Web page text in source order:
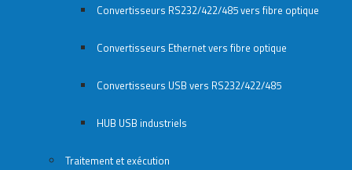
Convertisseurs RS232/422/485 vers fibre optique
Convertisseurs Ethernet vers fibre optique
Convertisseurs USB vers RS232/422/485
HUB USB industriels
Traitement et exécution